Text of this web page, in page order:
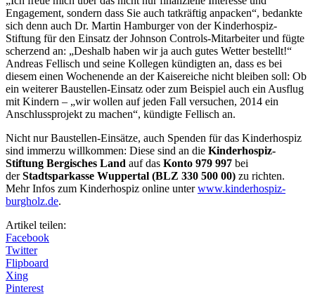
Engagement, sondern dass Sie auch tatkräftig anpacken“, bedankte
sich denn auch Dr. Martin Hamburger von der Kinderhospiz-
Stiftung für den Einsatz der Johnson Controls-Mitarbeiter und fügte
scherzend an: „Deshalb haben wir ja auch gutes Wetter bestellt!“
Andreas Fellisch und seine Kollegen kündigten an, dass es bei
diesem einen Wochenende an der Kaisereiche nicht bleiben soll: Ob
ein weiterer Baustellen-Einsatz oder zum Beispiel auch ein Ausflug
mit Kindern – „wir wollen auf jeden Fall versuchen, 2014 ein
Anschlussprojekt zu machen“, kündigte Fellisch an.
Nicht nur Baustellen-Einsätze, auch Spenden für das Kinderhospiz
sind immerzu willkommen: Diese sind an die Kinderhospiz-
Stiftung Bergisches Land auf das Konto 979 997 bei
derStadtsparkasse Wuppertal (BLZ 330 500 00) zu richten.
Mehr Infos zum Kinderhospiz online unterwww.kinderhospiz-
burgholz.de.
Artikel teilen:
Facebook
Twitter
Flipboard
Xing
Pinterest